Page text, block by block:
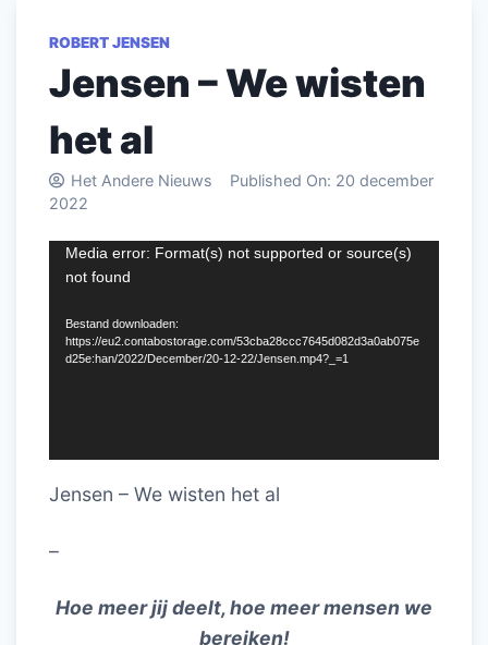
ROBERT JENSEN
Jensen – We wisten
het al
Het Andere Nieuws Published On: 20 december
2022
Videospeler
Media error: Format(s) not supported or source(s)
not found
Bestand downloaden:
https://eu2.contabostorage.com/53cba28ccc7645d082d3a0ab075e
d25e:han/2022/December/20-12-22/Jensen.mp4?_=1
Jensen – We wisten het al
–
Hoe meer jij deelt, hoe meer mensen we
bereiken!